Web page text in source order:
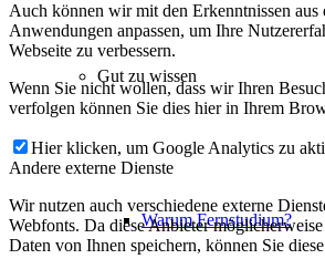
Gut zu wissen
Warum Fernstudium?
Auch können wir mit den Erkenntnissen aus
Anwendungen anpassen, um Ihre
Webseite zu verbessern.
Wenn Sie nicht wollen, dass wir Ihren
verfolgen können Sie dies hier in Ihrem
Hier klicken, um Google Analytics zu
Andere externe Dienste
Wir nutzen auch verschiedene externe
Webfonts. Da diese Anbieter möglicherweise
Daten von Ihnen speichern, können Sie